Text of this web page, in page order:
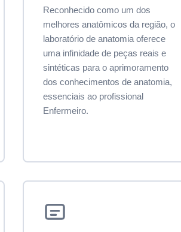
Reconhecido como um dos
melhores anatômicos da região, o
laboratório de anatomia oferece
uma infinidade de peças reais e
sintéticas para o aprimoramento
dos conhecimentos de anatomia,
essenciais ao profissional
Enfermeiro.